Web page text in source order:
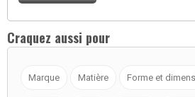
Craquez aussi pour
Marque Matière Forme et